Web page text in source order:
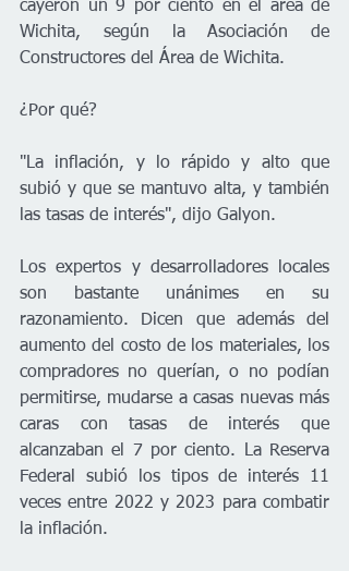
cayeron un 9 por ciento en el área de
Wichita, según la Asociación de
Constructores del Área de Wichita.
¿Por qué?
"La inflación, y lo rápido y alto que
subió y que se mantuvo alta, y también
las tasas de interés", dijo Galyon.
Los expertos y desarrolladores locales
son bastante unánimes en su
razonamiento. Dicen que además del
aumento del costo de los materiales, los
compradores no querían, o no podían
permitirse, mudarse a casas nuevas más
caras con tasas de interés que
alcanzaban el 7 por ciento. La Reserva
Federal subió los tipos de interés 11
veces entre 2022 y 2023 para combatir
la inflación.